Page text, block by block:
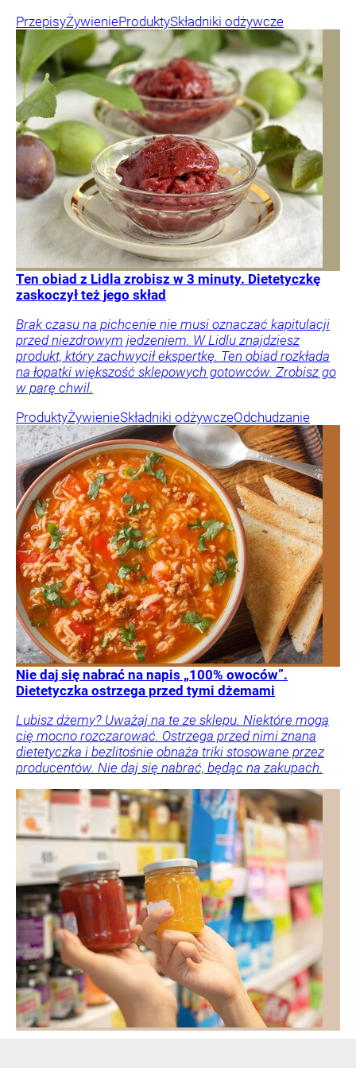
PrzepisyŻywienieProduktySkładniki odżywcze
Ten obiad z Lidla zrobisz w 3 minuty. Dietetyczkę
zaskoczył też jego skład
Brak czasu na pichcenie nie musi oznaczać kapitulacji
przed niezdrowym jedzeniem. W Lidlu znajdziesz
produkt, który zachwycił ekspertkę. Ten obiad rozkłada
na łopatki większość sklepowych gotowców. Zrobisz go
w parę chwil.
ProduktyŻywienieSkładniki odżywczeOdchudzanie
Nie daj się nabrać na napis „100% owoców”.
Dietetyczka ostrzega przed tymi dżemami
Lubisz dżemy? Uważaj na te ze sklepu. Niektóre mogą
cię mocno rozczarować. Ostrzega przed nimi znana
dietetyczka i bezlitośnie obnaża triki stosowane przez
producentów. Nie daj się nabrać, będąc na zakupach.